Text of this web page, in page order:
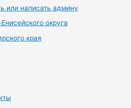
или написать админу
округа
края